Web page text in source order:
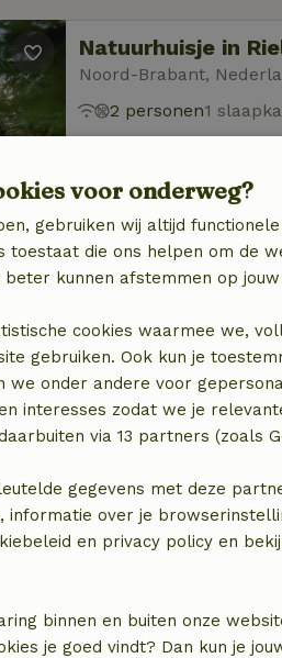
Natuurhuisje in
Noord-Brabant,
2 personen1
Gelderland, Nederland
2 personen 1
Natuurhuisje in
2 personen1
voor onderweg?
gebruiken wij altijd functionele
toestaat die ons helpen om de
kunnen afstemmen op
cookies waarmee we,
gebruiken. Ook kun je
we onder andere voor
interesses zodat we je
via 13 partners (zoals
gegevens met deze
informatie over je
en privacy policy en
binnen en buiten onze
je goed vindt? Dan kun je